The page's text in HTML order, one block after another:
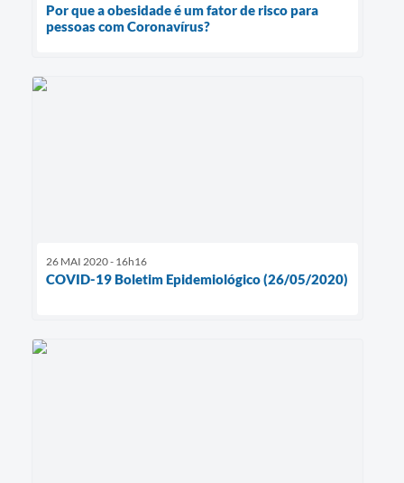
Por que a obesidade é um fator de risco para
pessoas com Coronavírus?
26 MAI 2020 - 16h16
COVID-19 Boletim Epidemiológico (26/05/2020)